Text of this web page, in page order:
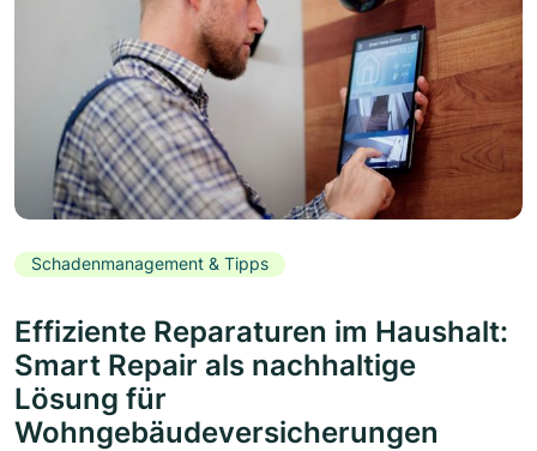
Schadenmanagement & Tipps
Effiziente Reparaturen im Haushalt:
Smart Repair als nachhaltige
Lösung für
Wohngebäudeversicherungen